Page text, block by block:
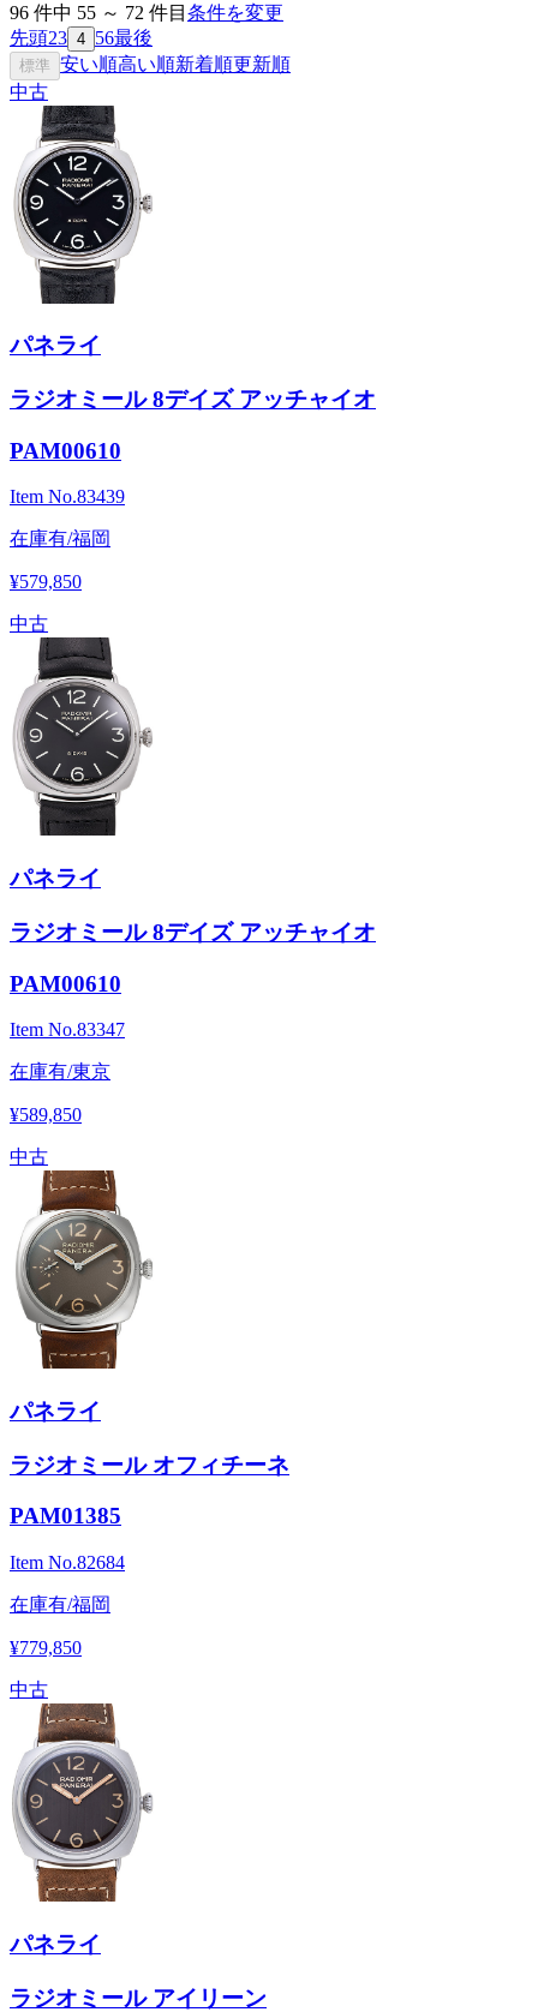
96 件中 55 ～ 72 件目 条件を変更
先頭23 4 56最後
標準 安い順高い順新着順更新順
中古
パネライ
ラジオミール 8デイズ アッチャイオ
PAM00610
Item No.83439
在庫有/福岡
¥579,850
中古
パネライ
ラジオミール 8デイズ アッチャイオ
PAM00610
Item No.83347
在庫有/東京
¥589,850
中古
パネライ
ラジオミール オフィチーネ
PAM01385
Item No.82684
在庫有/福岡
¥779,850
中古
パネライ
ラジオミール アイリーン